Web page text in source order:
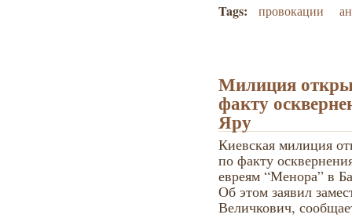
Tags: провокации
Милиция
факту
Яру
Киевская милиция
по факту
евреям “Менора” в
Об этом заявил
Величкович,